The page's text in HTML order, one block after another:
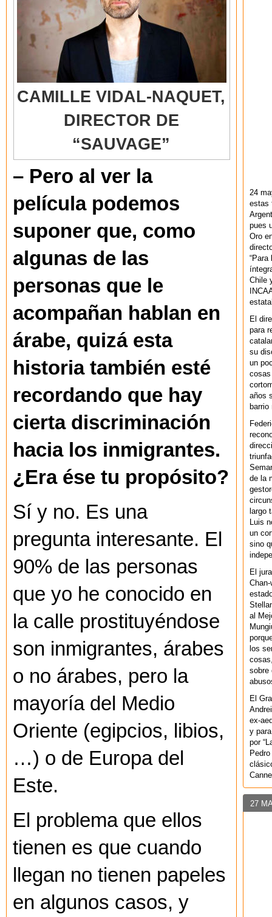
CAMILLE VIDAL-NAQUET,
DIRECTOR DE
“SAUVAGE”
– Pero al ver la
película podemos
suponer que, como
algunas de las
personas que le
acompañan hablan en
árabe, quizá esta
historia también esté
recordando que hay
cierta discriminación
hacia los inmigrantes.
¿Era ése tu propósito?
Sí y no. Es una
pregunta interesante. El
90% de las personas
que yo he conocido en
la calle prostituyéndose
son inmigrantes, árabes
o no árabes, pero la
mayoría del Medio
Oriente (egipcios, libios,
…) o de Europa del
Este.
El problema que ellos
tienen es que cuando
llegan no tienen papeles
en algunos casos, y
24
estas
pues
Oro
“Para
Chile
El
para
su
un
cosas
años
de la
largo
Luis
un
sino
El
al
los
sobre
El
ex-
y
por
27